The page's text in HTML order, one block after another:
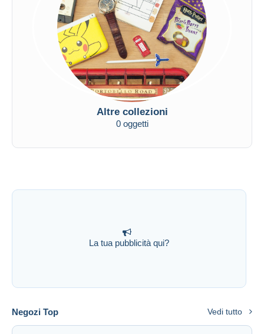
La tua pubblicità qui?
Negozi Top Vedi tutto
Altre collezioni
0 oggetti